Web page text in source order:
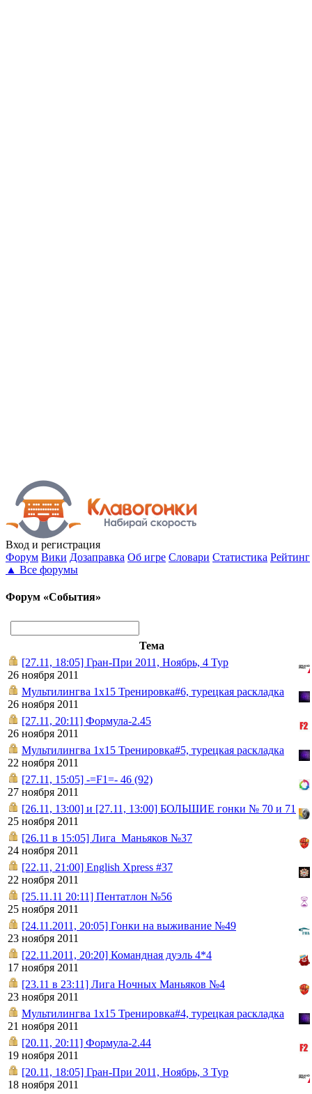
Вход и регистрация
Форум Вики Дозаправка Об игре Словари Статистика Рейтинг
▲ Все форумы
Форум «События»
Тема
[27.11, 18:05] Гран-При 2011, Ноябрь, 4 Тур
26 ноября 2011
Мультилингва 1х15 Тренировка#6, турецкая раскладка
26 ноября 2011
[27.11, 20:11] Формула-2.45
26 ноября 2011
Мультилингва 1х15 Тренировка#5, турецкая раскладка
22 ноября 2011
[27.11, 15:05] -=F1=- 46 (92)
27 ноября 2011
[26.11, 13:00] и [27.11, 13:00] БОЛЬШИЕ гонки № 70 и 71
25 ноября 2011
[26.11 в 15:05] Лига_Маньяков №37
24 ноября 2011
[22.11, 21:00] English Xpress #37
22 ноября 2011
[25.11.11 20:11] Пентатлон №56
25 ноября 2011
[24.11.2011, 20:05] Гонки на выживание №49
23 ноября 2011
[22.11.2011, 20:20] Командная дуэль 4*4
17 ноября 2011
[23.11 в 23:11] Лига Ночных Маньяков №4
23 ноября 2011
Мультилингва 1х15 Тренировка#4, турецкая раскладка
21 ноября 2011
[20.11, 20:11] Формула-2.44
19 ноября 2011
[20.11, 18:05] Гран-При 2011, Ноябрь, 3 Тур
18 ноября 2011